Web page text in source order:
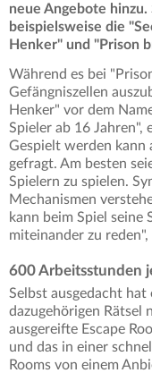
neue Angebote
beispielsweise die
Henker" und "Prison
Während es bei
Gefängniszellen
Henker" vor dem
Spieler ab 16
Gespielt werden kann
gefragt. Am besten
Spielern zu spielen.
Mechanismen
kann beim Spiel seine
miteinander zu
600 Arbeitsstunden
Selbst ausgedacht hat
dazugehörigen Rätsel
ausgereifte Escape
und das in einer
Rooms von einem